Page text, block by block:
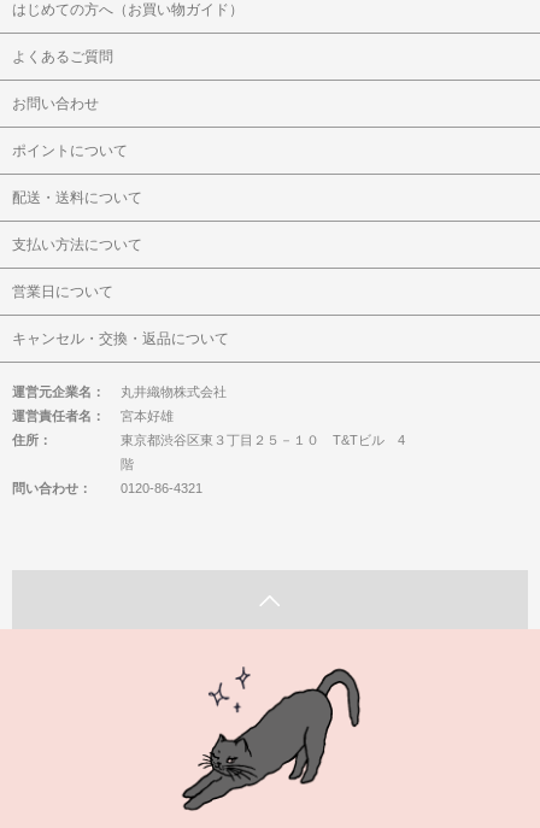
はじめての方へ（お買い物ガイド）
よくあるご質問
お問い合わせ
ポイントについて
配送・送料について
支払い方法について
営業日について
キャンセル・交換・返品について
運営元企業名：
丸井織物株式会社
運営責任者名：
宮本好雄
住所：
東京都渋谷区東３丁目２５－１０ T&Tビル 4
階
問い合わせ：
0120-86-4321